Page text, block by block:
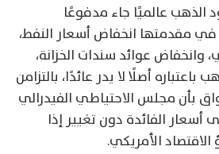
عالميًا جاء مدفوعًا
مقدمتها انخفاض أسعار النفط،
وانخفاض عوائد سندات الخزانة،
أصلًا لا يدر عائدًا، بالتزامن
بأن مجلس الاحتياطي الفيدرالي
أسعار الفائدة دون تغيير إذا
الأمريكي.